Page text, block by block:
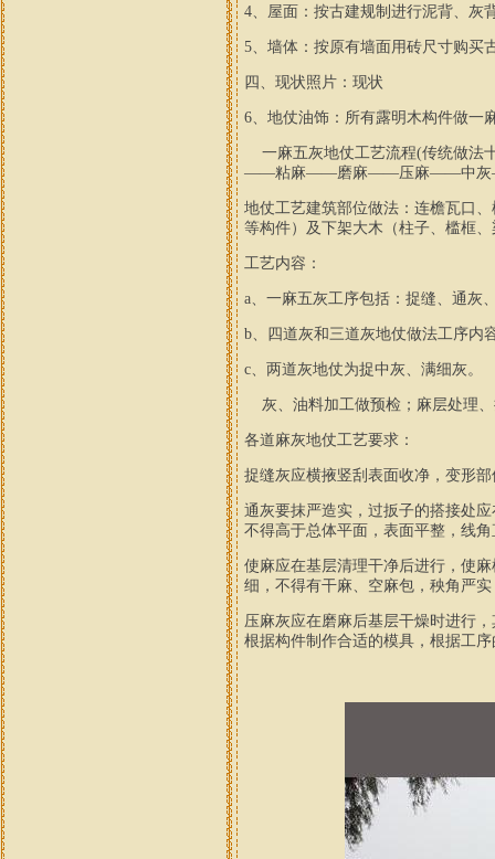
4、屋面：按古建规制进行泥背、灰
5、墙体：按原有墙面用砖尺寸购买
四、现状照片：现状
6、地仗油饰：所有露明木构件做一
一麻五灰地仗工艺流程(传统做法
——粘麻——磨麻——压麻——中灰——
地仗工艺建筑部位做法：连檐瓦口
等构件）及下架大木（柱子、槛框
工艺内容：
a、一麻五灰工序包括：捉缝、通灰
b、四道灰和三道灰地仗做法工序内
c、两道灰地仗为捉中灰、满细灰。
灰、油料加工做预检；麻层处理
各道麻灰地仗工艺要求：
捉缝灰应横掖竖刮表面收净，变形
通灰要抹严造实，过扳子的搭接处
不得高于总体平面，表面平整，线
使麻应在基层清理干净后进行，使
细，不得有干麻、空麻包，秧角严
压麻灰应在磨麻后基层干燥时进行
根据构件制作合适的模具，根据工